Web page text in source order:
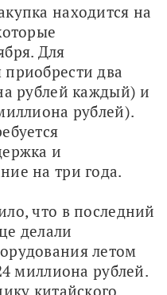
находится на
Для
два
рублей каждый) и
рублей).
и
на три года.
что в последний
летом
миллиона рублей.
китайского